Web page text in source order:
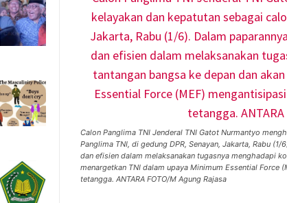
Calon Panglima TNI Jenderal TNI Gatot Nurmantyo
Panglima TNI, di gedung DPR, Senayan, Jakarta, Rabu
dan efisien dalam melaksanakan tugasnya menghadapi
menargetkan TNI dalam upaya Minimum Essential Force
tetangga. ANTARA FOTO/M Agung Rajasa